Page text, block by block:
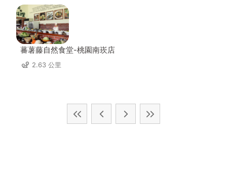
蕃薯藤自然食堂-桃園南崁店
2.63 公里